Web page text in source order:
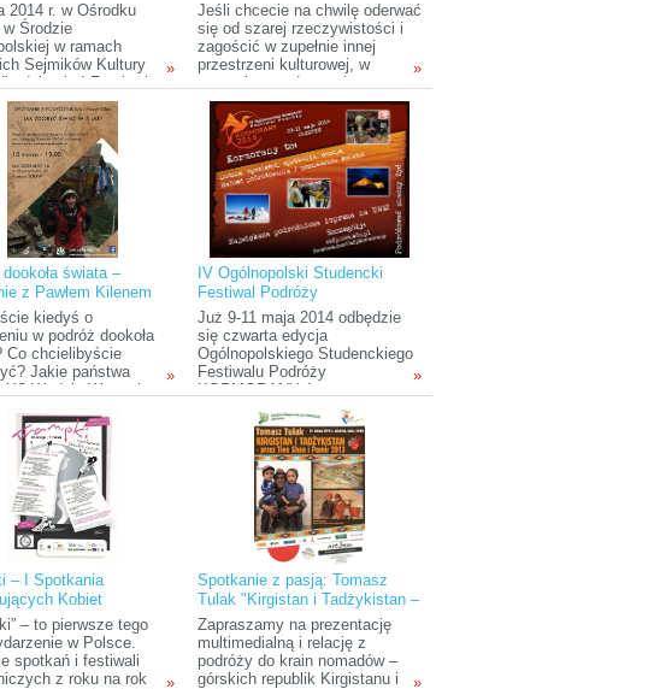
2014 r. w Ośrodku
w Środzie
w ramach
Sejmików Kultury
się I Festiwal
zorganizowany
Klub
Podróżnika. W
Festiwalu przewidziane
wszystkim prelekcje
slajdowiska,
i spotkania z
Prelegenci
swoje
podróże po
regionach świata i
związane z nimi
przygody i wrażenia.
»
Jeśli chcecie na chwilę oderwać
się od szarej rzeczywistości i
zagościć w zupełnie innej
przestrzeni kulturowej, w
gorącej, roztańczonej
kubańskiej atmosferze, to
macie ku temu świetną okazję
– 7 kwietnia rusza we
Wrocławiu pierwsza edycja
Fiesta de Cuba – Festiwalu
Kultury Kubańskiej. Święto
Karaibów na Dolnym Śląsku
potrwa do 13 kwietnia.
»
świata –
z Pawłem Kilenem
kiedyś o
w podróż dookoła
Co chcielibyście
Jakie państwa
Wydaje Wam się,
pomysł? Już niedługo
mieli okazję się
że to nic bardziej
Niepowtarzalna
aby posłuchać o
wyprawie równie
człowieka – o
podróży Pawła
świata.
»
IV Ogólnopolski Studencki
Festiwal Podróży
KORMORANY
Już 9-11 maja 2014 odbędzie
się czwarta edycja
Ogólnopolskiego Studenckiego
Festiwalu Podróży
KORMORANY. Impreza
organizowana jest przez
Akademicki Klub Turystyczny
przy Uniwersytecie Warmińsko-
Mazurskim w Olsztynie i
odbywa się w malowniczym
Olsztyńskim miasteczku
studenckim - Kortowie.
»
– I Spotkania
Kobiet
– to pierwsze tego
w Polsce.
spotkań i festiwali
z roku na rok
»
Spotkanie z pasją: Tomasz
Tulak "Kirgistan i Tadżykistan –
przez Tien Shan i Pamir 2013"
Zapraszamy na prezentację
multimedialną i relację z
podróży do krain nomadów –
górskich republik Kirgistanu i
»